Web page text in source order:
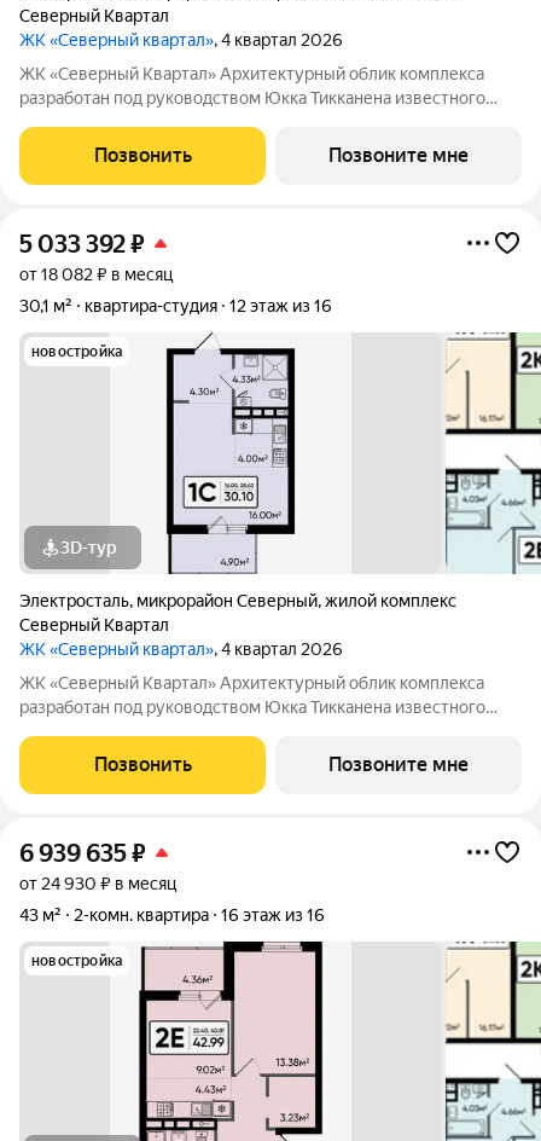
Северный Квартал
ЖК «Северный квартал», 4 квартал 2026
ЖК «Северный Квартал» Архитектурный облик комплекса
разработан под руководством Юкка Тикканена известного
сочетании современного дизайна и северной эстетики. В
данном проекте Тикканен удачно
Позвонить Позвоните мне
5 033 392₽
от 18 082 ₽ в месяц
30,1 м²
квартира-студия 12 этаж из 16
новостройка
3D-тур
Электросталь, микрорайон Северный,жилой комплекс
Северный Квартал
ЖК «Северный квартал», 4 квартал 2026
ЖК «Северный Квартал» Архитектурный облик комплекса
разработан под руководством Юкка Тикканена известного
сочетании современного дизайна и северной эстетики. В
данном проекте Тикканен удачно
Позвонить Позвоните мне
6 939 635₽
от 24 930 ₽ в месяц
43 м²
2-комн. квартира 16 этаж из 16
новостройка